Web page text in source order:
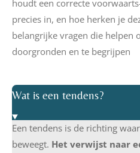
houdt een correcte
precies in, en hoe herken je
belangrijke vragen die helpen
doorgronden en te begrijpen
Wat is een tendens?
Een tendens is de richting
beweegt. Het verwijst naar